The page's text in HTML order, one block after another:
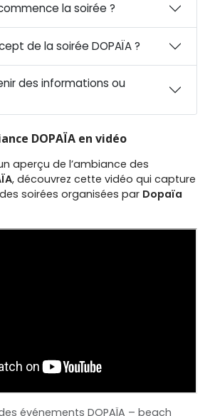
la soirée ?
de la soirée DOPAÏA ?
des informations ou
DOPAÏA en vidéo
aperçu de l’ambiance des
, découvrez cette vidéo qui capture
des soirées organisées par Dopaïa
événements DOPAÏA – beach